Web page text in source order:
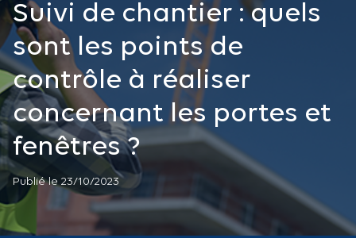
Suivi de chantier : quels
sont les points de
contrôle à réaliser
concernant les portes et
fenêtres ?
Publié le 23/10/2023